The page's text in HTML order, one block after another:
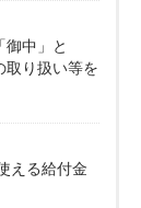
御中」と
取り扱い等を
える給付金